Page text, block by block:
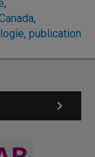
,
,
, publication